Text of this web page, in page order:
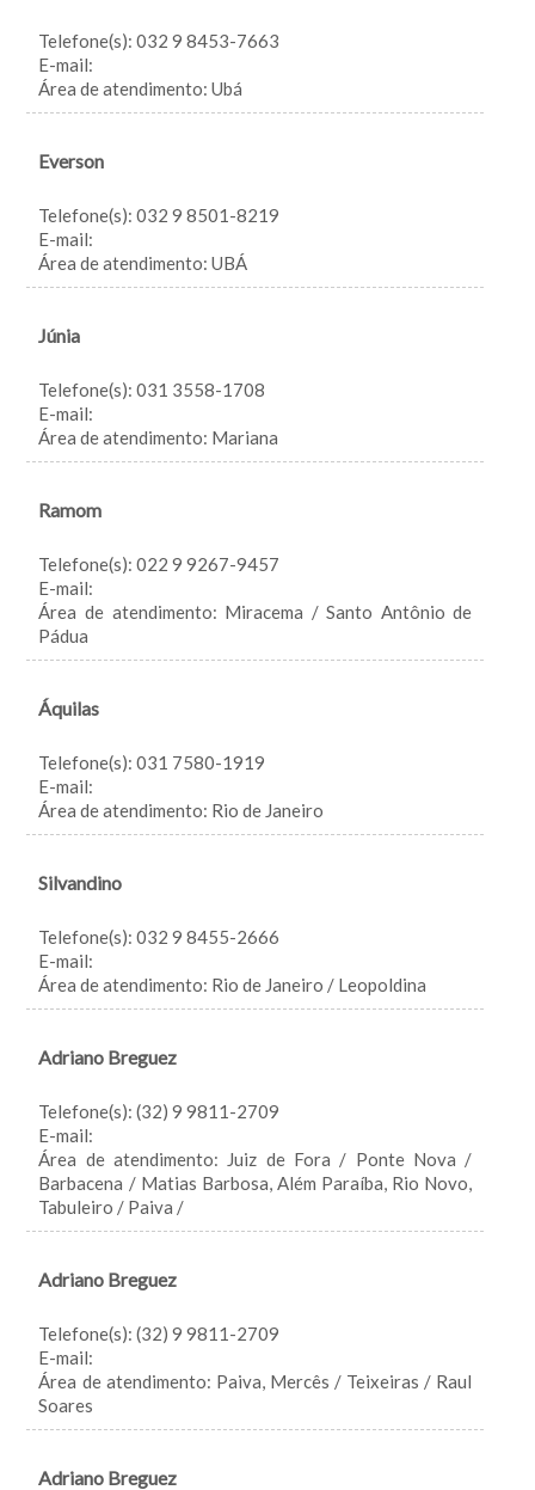
Telefone(s): 032 9 8453-7663
E-mail:
Área de atendimento: Ubá
Everson
Telefone(s): 032 9 8501-8219
E-mail:
Área de atendimento: UBÁ
Júnia
Telefone(s): 031 3558-1708
E-mail:
Área de atendimento: Mariana
Ramom
Telefone(s): 022 9 9267-9457
E-mail:
Área de atendimento: Miracema / Santo Antônio de
Pádua
Áquilas
Telefone(s): 031 7580-1919
E-mail:
Área de atendimento: Rio de Janeiro
Silvandino
Telefone(s): 032 9 8455-2666
E-mail:
Área de atendimento: Rio de Janeiro / Leopoldina
Adriano Breguez
Telefone(s): (32) 9 9811-2709
E-mail:
Área de atendimento: Juiz de Fora / Ponte Nova /
Barbacena / Matias Barbosa, Além Paraíba, Rio Novo,
Tabuleiro / Paiva /
Adriano Breguez
Telefone(s): (32) 9 9811-2709
E-mail:
Área de atendimento: Paiva, Mercês / Teixeiras / Raul
Soares
Adriano Breguez